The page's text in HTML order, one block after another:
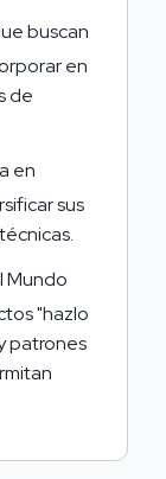
buscan
en
de
en
sus
Mundo
"hazlo
patrones